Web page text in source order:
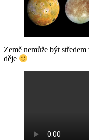
Země nemůže být
děje